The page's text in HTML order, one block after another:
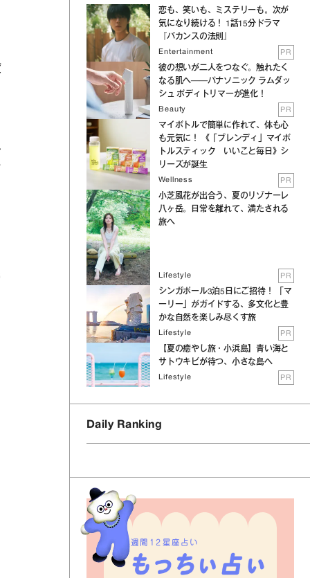
恋も、笑いも、ミステリーも。次が
気になり続ける！ 1話15分ドラマ
『バカンスの法則』
Entertainment PR
彼の想いが二人をつなぐ。触れたく
なる肌へ──パナソニック ラムダッ
シュ ボディトリマーが進化！
Beauty PR
マイボトルで簡単に作れて、体も心
も元気に！ 《「ブレンディ」マイボ
トルスティック いいこと毎日》シ
リーズが誕生
Wellness PR
小芝風花が出合う、夏のリゾナーレ
八ヶ岳。日常を離れて、満たされる
旅へ
Lifestyle PR
シンガポール3泊5日にご招待！ 「マ
ーリー」がガイドする、多文化と豊
かな自然を楽しみ尽くす旅
Lifestyle PR
【夏の癒やし旅・小浜島】青い海と
サトウキビが待つ、小さな島へ
Lifestyle PR
Daily Ranking
週間12星座占い